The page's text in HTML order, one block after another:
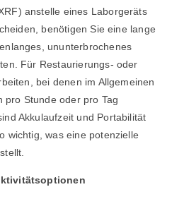
anstelle eines Laborgeräts
benötigen Sie eine lange
ununterbrochenes
Für Restaurierungs- oder
bei denen im Allgemeinen
pro Stunde oder pro Tag
Akkulaufzeit und Portabilität
wichtig, was eine potenzielle